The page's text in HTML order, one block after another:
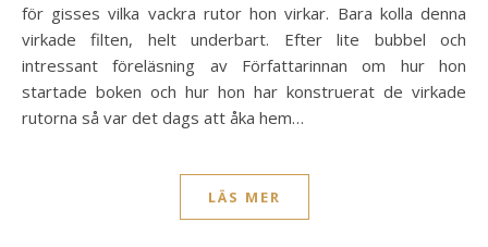
för gisses vilka vackra rutor hon virkar. Bara kolla denna
virkade filten, helt underbart. Efter lite bubbel och
intressant föreläsning av Författarinnan om hur hon
startade boken och hur hon har konstruerat de virkade
rutorna så var det dags att åka hem…
LÄS MER